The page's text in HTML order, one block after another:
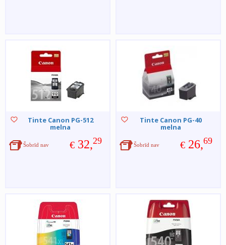
Tinte Canon PG-512
melna
€ 32,29
Šobrīd nav
Tinte Canon PG-40
melna
€ 26,69
Šobrīd nav